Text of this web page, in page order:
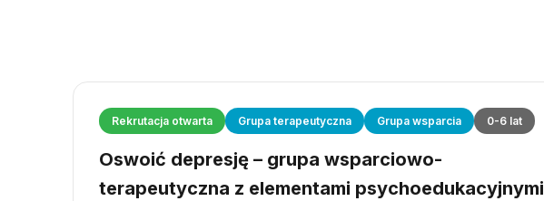
Rekrutacja otwarta Grupa terapeutyczna Grupa wsparcia 0-6 lat
Oswoić depresję – grupa wsparciowo-
terapeutyczna z elementami psychoedukacyjnymi